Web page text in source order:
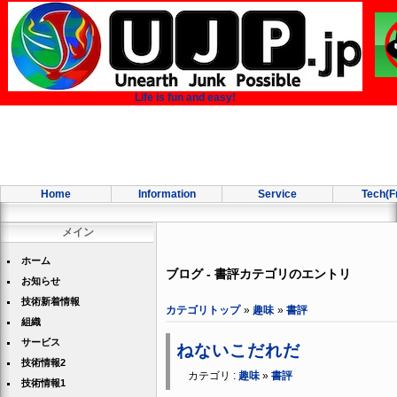
Life is fun and easy!
Home Information Service
メイン
ホーム
お知らせ
技術新着情報
組織
サービス
技術情報2
技術情報1
ブログ - 書評カテゴリのエントリ
カテゴリトップ »趣味 »書評
ねないこだれだ
カテゴリ : 趣味» 書評